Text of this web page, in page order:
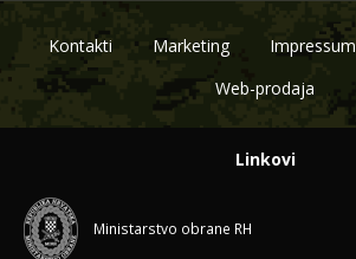
Kontakti Marketing Impressum
Web-prodaja
Linkovi
Ministarstvo obrane RH